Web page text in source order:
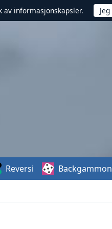
informasjonskapsler.
Reversi Backgammon